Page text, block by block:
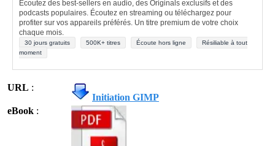
Écoutez des best-sellers en audio, des Originals exclusifs et des
podcasts populaires. Écoutez en streaming ou téléchargez pour
profiter sur vos appareils préférés. Un titre premium de votre choix
chaque mois.
30 jours gratuits 500K+ titres Écoute hors ligne
Résiliable à tout
moment
URL :
Initiation GIMP
eBook :